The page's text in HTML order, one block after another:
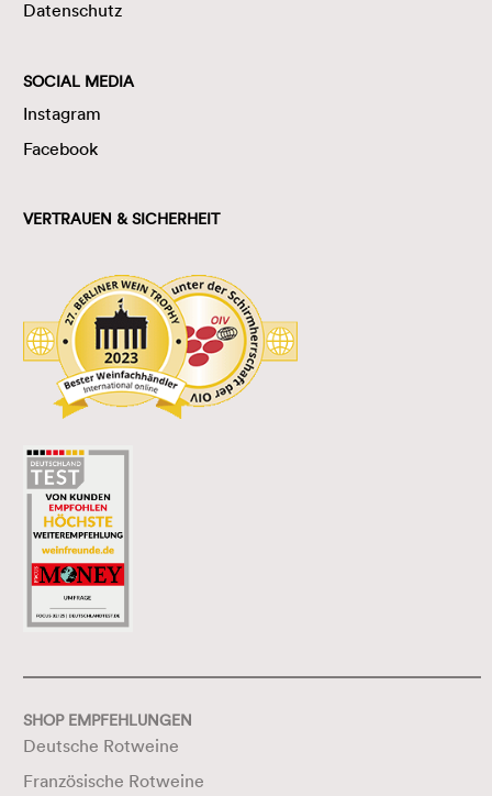
Datenschutz
SOCIAL MEDIA
Instagram
Facebook
VERTRAUEN & SICHERHEIT
SHOP EMPFEHLUNGEN
Deutsche Rotweine
Französische Rotweine